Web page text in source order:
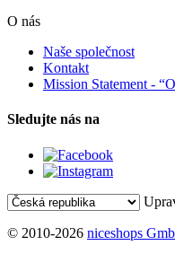
O nás
Naše společnost
Kontakt
Mission Statement -
Sledujte nás na
© 2010-2026 niceshops